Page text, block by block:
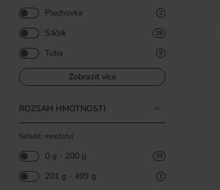
Plechovka 2
Sáček 28
Tuba 9
Zobrazit více
ROZSAH HMOTNOSTI
Seřadit: množství
0 g - 200 g 39
201 g - 499 g 3